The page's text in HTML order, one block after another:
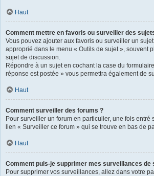
Haut
Comment mettre en favoris ou surveiller des
Vous pouvez ajouter aux favoris ou surveiller un
approprié dans le menu « Outils de sujet », souvent
sujet de discussion.
Répondre à un sujet en cochant la case du
réponse est postée » vous permettra également de
Haut
Comment surveiller des forums ?
Pour surveiller un forum en particulier, une fois entré
lien « Surveiller ce forum » qui se trouve en bas de
Haut
Comment puis-je supprimer mes surveillances de
Pour supprimer vos surveillances, allez dans votre